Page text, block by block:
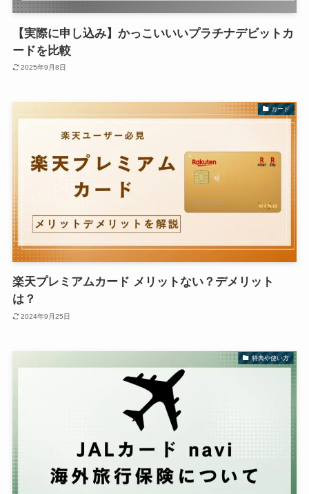
【実際に申し込み】かっこいいいプラチナデビットカ
ードを比較
2025年9月8日
カード
楽天プレミアムカード メリットない？デメリット
は？
2024年9月25日
特典や使い方